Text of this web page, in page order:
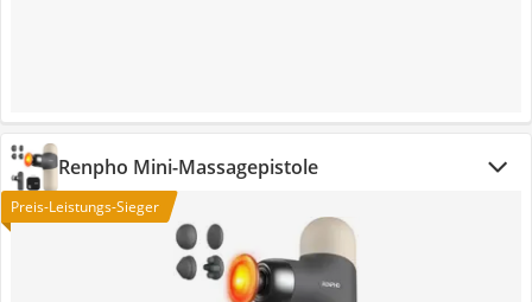
Renpho Mini-Massagepistole
Preis-Leistungs-Sieger